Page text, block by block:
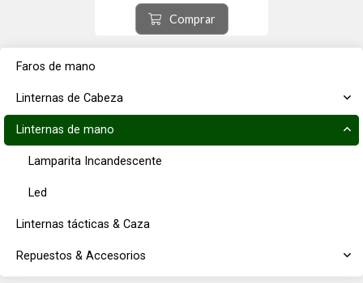
Faros de mano
Linternas de Cabeza
Linternas de mano
Lamparita Incandescente
Led
Linternas tácticas & Caza
Repuestos & Accesorios
anodizado resistente a la
Corrosión - Medidas 298.45 mm de
largo, 38.1 mm de diámetro...
Comprar